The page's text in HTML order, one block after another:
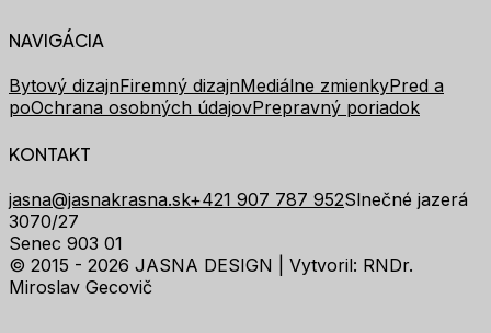
NAVIGÁCIA
Bytový dizajnFiremný dizajnMediálne zmienkyPred a
poOchrana osobných údajovPrepravný poriadok
KONTAKT
jasna@jasnakrasna.sk+421 907 787 952Slnečné jazerá
3070/27
Senec 903 01
© 2015 - 2026 JASNA DESIGN | Vytvoril: RNDr.
Miroslav Gecovič